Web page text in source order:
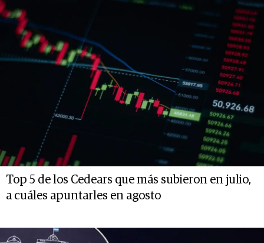
Top 5 de los Cedears que más subieron en julio,
a cuáles apuntarles en agosto